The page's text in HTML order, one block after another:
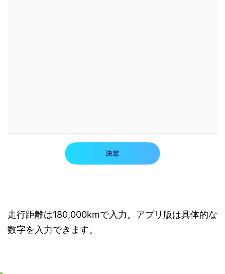
走行距離は180,000kmで入力。アプリ版は具体的な
数字を入力できます。